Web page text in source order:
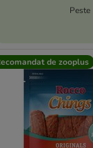
de zooplus